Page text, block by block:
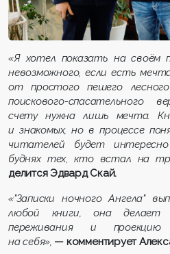
«Я хотел показать на своём
невозможного, если есть
от простого пешего
поискового-спасательного
счету нужна лишь мечта.
и знакомых, нов процессе
читателей будет
будняхтех, кто встал на
делится ЭдвардСкай.
«"Записки ночного Ангела"
любой книги, она делает
переживания и проекцию
на себя», — комментирует